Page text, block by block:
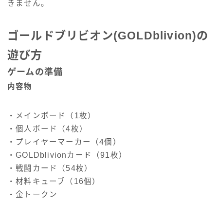
きません。
ゴールドブリビオン(GOLDblivion)の
遊び方
ゲームの準備
内容物
・メインボード（1枚）
・個人ボード（4枚）
・プレイヤーマーカー（4個）
・GOLDblivionカード（91枚）
・戦闘カード（54枚）
・材料キューブ（16個）
・金トークン